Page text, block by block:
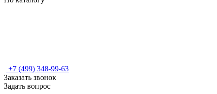
+7 (499) 348-99-63
Заказать звонок
Задать вопрос